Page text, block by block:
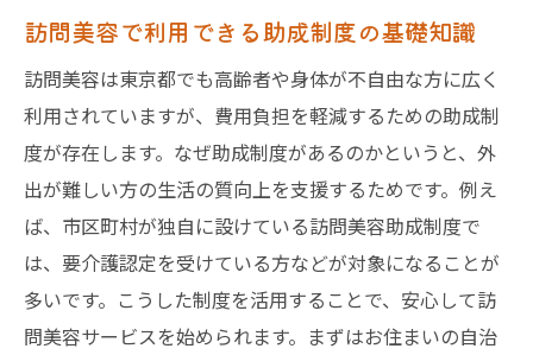
訪問美容で利用できる助成制度の基礎知識
訪問美容は東京都でも高齢者や身体が不自由な方に広く
利用されていますが、費用負担を軽減するための助成制
度が存在します。なぜ助成制度があるのかというと、外
出が難しい方の生活の質向上を支援するためです。例え
ば、市区町村が独自に設けている訪問美容助成制度で
は、要介護認定を受けている方などが対象になることが
多いです。こうした制度を活用することで、安心して訪
問美容サービスを始められます。まずはお住まいの自治